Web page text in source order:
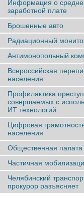
Информация о
заработной плате
Брошенные авто
Радиационный
Антимонопольный
Всероссийская
населения
Профилактика
совершаемых с
ИТ технологий
Цифровая
населения
Общественная палата
Частичная
Челябинский
прокурор разъясняет